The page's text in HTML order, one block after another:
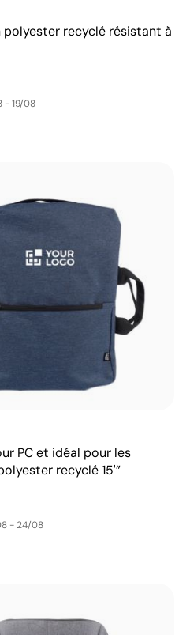
polyester recyclé résistant à
- 19/08
PC et idéal pour les
recyclé 15'”
- 24/08